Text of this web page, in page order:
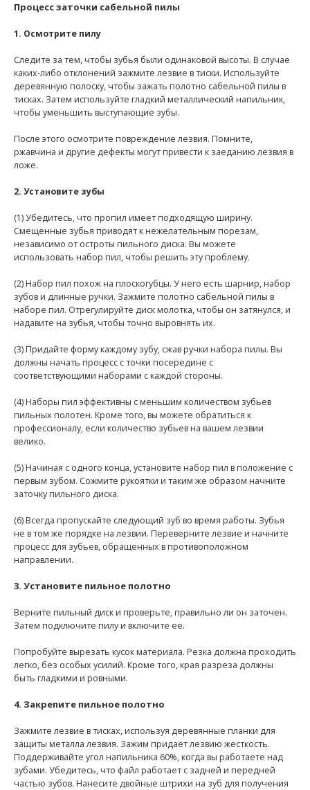
Процесс заточки сабельной пилы
1. Осмотрите пилу
Следите за тем, чтобы зубья были одинаковой высоты. В случае
каких-либо отклонений зажмите лезвие в тиски. Используйте
деревянную полоску, чтобы зажать полотно сабельной пилы в
тисках. Затем используйте гладкий металлический напильник,
чтобы уменьшить выступающие зубы.
После этого осмотрите повреждение лезвия. Помните,
ржавчина и другие дефекты могут привести к заеданию лезвия в
ложе.
2. Установите зубы
(1) Убедитесь, что пропил имеет подходящую ширину.
Смещенные зубья приводят к нежелательным порезам,
независимо от остроты пильного диска. Вы можете
использовать набор пил, чтобы решить эту проблему.
(2) Набор пил похож на плоскогубцы. У него есть шарнир, набор
зубов и длинные ручки. Зажмите полотно сабельной пилы в
наборе пил. Отрегулируйте диск молотка, чтобы он затянулся, и
надавите на зубья, чтобы точно выровнять их.
(3) Придайте форму каждому зубу, сжав ручки набора пилы. Вы
должны начать процесс с точки посередине с
соответствующими наборами с каждой стороны.
(4) Наборы пил эффективны с меньшим количеством зубьев
пильных полотен. Кроме того, вы можете обратиться к
профессионалу, если количество зубьев на вашем лезвии
велико.
(5) Начиная с одного конца, установите набор пил в положение с
первым зубом. Сожмите рукоятки и таким же образом начните
заточку пильного диска.
(6) Всегда пропускайте следующий зуб во время работы. Зубья
не в том же порядке на лезвии. Переверните лезвие и начните
процесс для зубьев, обращенных в противоположном
направлении.
3. Установите пильное полотно
Верните пильный диск и проверьте, правильно ли он заточен.
Затем подключите пилу и включите ее.
Попробуйте вырезать кусок материала. Резка должна проходить
легко, без особых усилий. Кроме того, края разреза должны
быть гладкими и ровными.
4. Закрепите пильное полотно
Зажмите лезвие в тисках, используя деревянные планки для
защиты металла лезвия. Зажим придает лезвию жесткость.
Поддерживайте угол напильника 60%, когда вы работаете над
зубами. Убедитесь, что файл работает с задней и передней
частью зубов. Нанесите двойные штрихи на зуб для получения